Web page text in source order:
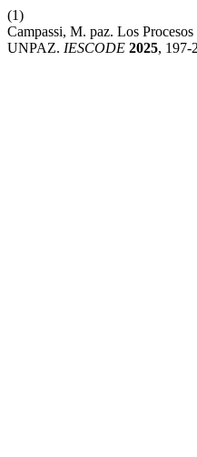
(1)
Campassi, M. paz. Los
UNPAZ. IESCODE 2025, 197-